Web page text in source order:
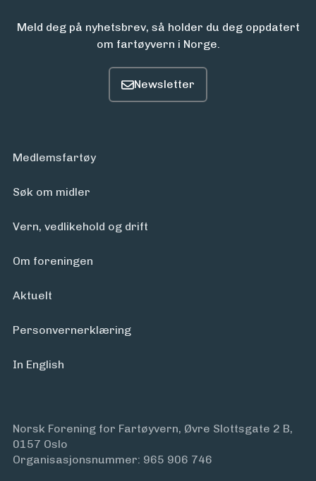
Meld deg på nyhetsbrev, så holder du deg oppdatert
om fartøyvern i Norge.
Medlemsfartøy
Søk om midler
Vern, vedlikehold og drift
Om foreningen
Aktuelt
Personvern­erklæring
In English
Norsk Forening for Fartøyvern, Øvre Slottsgate 2 B,
0157 Oslo
Organisasjonsnummer: 965 906 746